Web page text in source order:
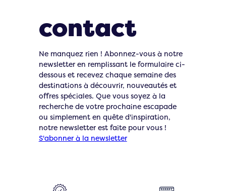
contact
Ne manquez rien ! Abonnez-vous à notre
newsletter en remplissant le formulaire ci-
dessous et recevez chaque semaine des
destinations à découvrir, nouveautés et
offres spéciales. Que vous soyez à la
recherche de votre prochaine escapade
ou simplement en quête d'inspiration,
notre newsletter est faite pour vous !
S'abonner à la newsletter